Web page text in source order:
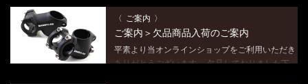
ホイール「X-WHEEL（旧モデル）」〈SDL-B-
XW〉、および「X- […]
ご案内
ご案内＞欠品商品入荷のご案内
平素より当オンラインショップをご利用いただき
ありがとうございます。 欠品しておりました下